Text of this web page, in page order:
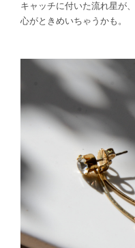
キャッチに付いた流れ星が
心がときめいちゃうかも。